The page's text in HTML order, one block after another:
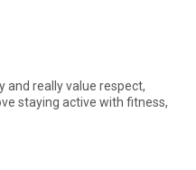
and really value respect,
staying active with fitness,